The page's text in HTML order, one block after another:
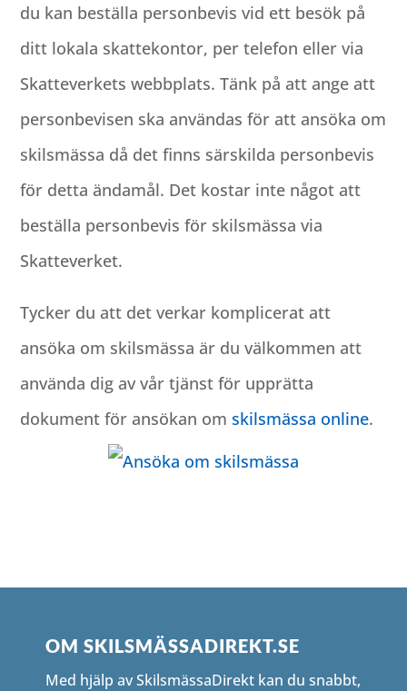
du kan beställa personbevis vid ett besök på
ditt lokala skattekontor, per telefon eller via
Skatteverkets webbplats. Tänk på att ange att
personbevisen ska användas för att ansöka om
skilsmässa då det finns särskilda personbevis
för detta ändamål. Det kostar inte något att
beställa personbevis för skilsmässa via
Skatteverket.
Tycker du att det verkar komplicerat att
ansöka om skilsmässa är du välkommen att
använda dig av vår tjänst för upprätta
dokument för ansökan omskilsmässa online.
OM SKILSMÄSSADIREKT.SE
Med hjälp av SkilsmässaDirekt kan du snabbt,